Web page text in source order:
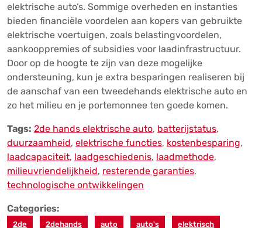
elektrische auto’s. Sommige overheden en instanties
bieden financiële voordelen aan kopers van gebruikte
elektrische voertuigen, zoals belastingvoordelen,
aankooppremies of subsidies voor laadinfrastructuur.
Door op de hoogte te zijn van deze mogelijke
ondersteuning, kun je extra besparingen realiseren bij
de aanschaf van een tweedehands elektrische auto en
zo het milieu en je portemonnee ten goede komen.
Tags: 2de hands elektrische auto, batterijstatus,
duurzaamheid, elektrische functies, kostenbesparing,
laadcapaciteit, laadgeschiedenis, laadmethode,
milieuvriendelijkheid, resterende garanties,
technologische ontwikkelingen
Categories:
2de 2dehands auto auto's elektrisch